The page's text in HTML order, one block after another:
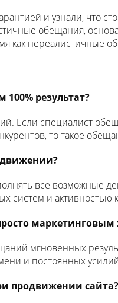
и узнали, что
обещания,
как нереалистичные
результат?
Если специалист
то такое
все возможные
систем и активностью
маркетинговым
мгновенных
и постоянных
продвижении сайта?